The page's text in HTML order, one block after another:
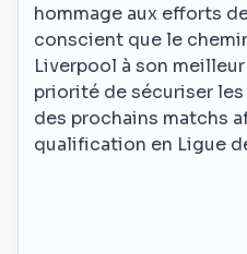
hommage aux efforts
conscient que le
Liverpool à son
priorité de sécuriser
des prochains matchs
qualification en Ligue